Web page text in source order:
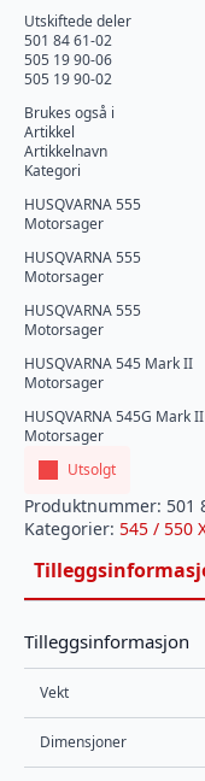
Utskiftede deler
501 84 61-02
505 19 90-06
505 19 90-02
Brukes også i
Artikkel
Artikkelnavn
Kategori
HUSQVARNA 555
Motorsager
HUSQVARNA 555
Motorsager
HUSQVARNA 555
Motorsager
HUSQVARNA 545 Mark II
Motorsager
HUSQVARNA 545G Mark II
Motorsager
Utsolgt
Produktnummer: 501
Kategorier: 545 / 550
Tilleggsinformasjon
Vekt
Dimensjoner